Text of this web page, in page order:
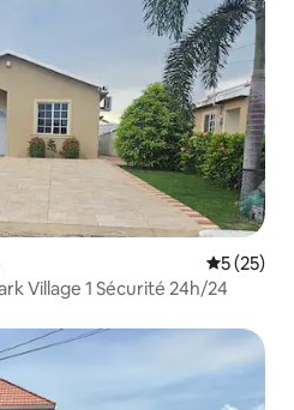
5 (25)
Suite Serene @ Phoenix Park Village 1 Sécurité 24h/24